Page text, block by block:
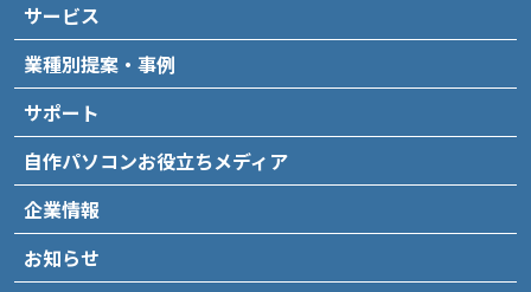
サービス
業種別提案・事例
サポート
自作パソコンお役立ちメディア
企業情報
お知らせ